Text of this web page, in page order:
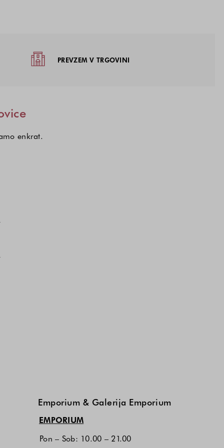
PREVZEM V TRGOVINI
enkrat.
Emporium & Galerija Emporium
EMPORIUM(odpre se v novem zavihku)
Pon – Sob: 10.00 – 21.00